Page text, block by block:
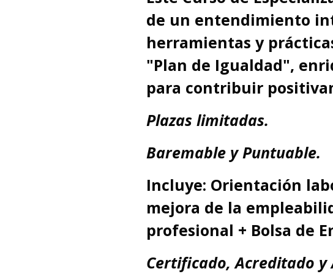
de un entendimiento
herramientas y
"Plan de Igualdad",
para contribuir
Plazas limitadas.
Baremable y Puntuable.
Incluye: Orientación
mejora de la
profesional + Bolsa de
Certificado, Acreditado y